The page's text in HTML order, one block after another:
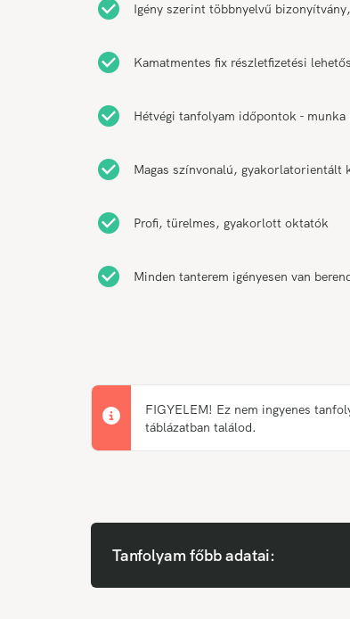
Igény szerint többnyelvű
Kamatmentes fix részletfizetési
Hétvégi tanfolyam időpontok -
Magas színvonalú, gyakorlatorientált
Profi, türelmes, gyakorlott oktatók
Minden tanterem igényesen van
FIGYELEM! Ez nem ingyenes
táblázatban találod.
Tanfolyam főbb adatai: